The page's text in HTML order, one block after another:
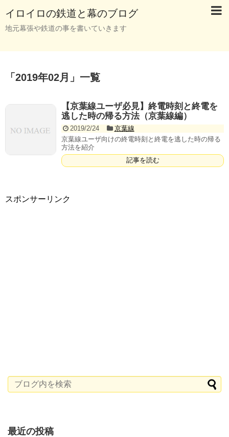
イロイロの鉄道と幕のブログ
地元幕張や鉄道の事を書いていきます
「 2019年02月 」 一覧
【京葉線ユーザ必見】終電時刻と終電を
逃した時の帰る方法（京葉線編）
2019/2/24
京葉線
京葉線ユーザ向けの終電時刻と終電を逃した時の帰る
方法を紹介
記事を読む
スポンサーリンク
最近の投稿